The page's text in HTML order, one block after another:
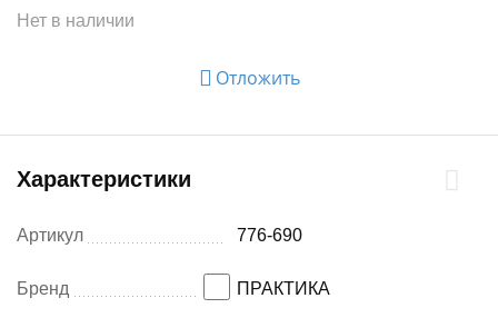
Нет в наличии
Отложить
Характеристики
Артикул 776-690
Бренд ПРАКТИКА